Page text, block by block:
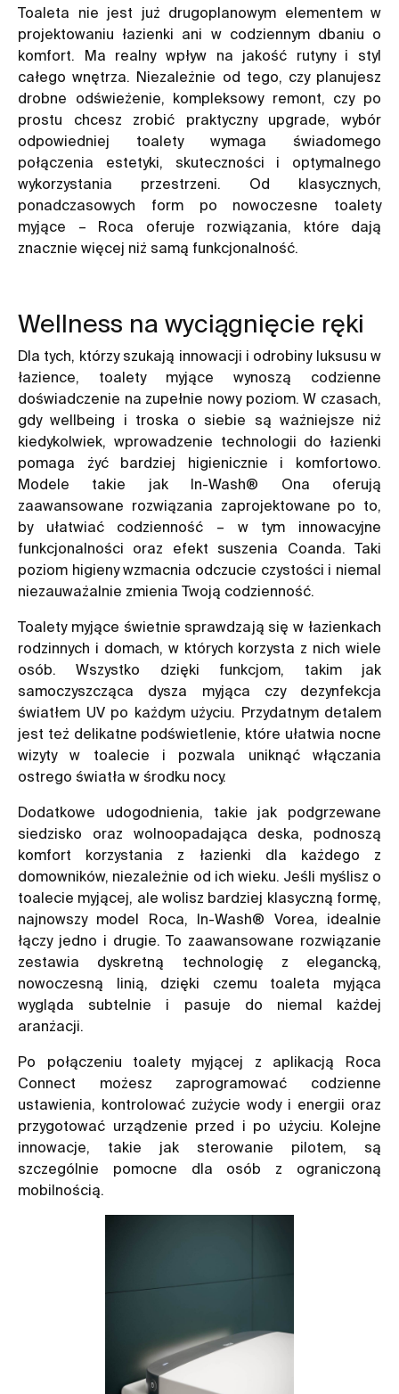
Toaleta nie jest już drugoplanowym elementem w
projektowaniu łazienki ani w codziennym dbaniu o
komfort. Ma realny wpływ na jakość rutyny i styl
całego wnętrza. Niezależnie od tego, czy planujesz
drobne odświeżenie, kompleksowy remont, czy po
prostu chcesz zrobić praktyczny upgrade, wybór
odpowiedniej toalety wymaga świadomego
połączenia estetyki, skuteczności i optymalnego
wykorzystania przestrzeni. Od klasycznych,
ponadczasowych form po nowoczesne toalety
myjące – Roca oferuje rozwiązania, które dają
znacznie więcej niż samą funkcjonalność.
Wellness na wyciągnięcie ręki
Dla tych, którzy szukają innowacji i odrobiny luksusu w
łazience, toalety myjące wynoszą codzienne
doświadczenie na zupełnie nowy poziom. W czasach,
gdy wellbeing i troska o siebie są ważniejsze niż
kiedykolwiek, wprowadzenie technologii do łazienki
pomaga żyć bardziej higienicznie i komfortowo.
Modele takie jak In-Wash® Ona oferują
zaawansowane rozwiązania zaprojektowane po to,
by ułatwiać codzienność – w tym innowacyjne
funkcjonalności oraz efekt suszenia Coanda. Taki
poziom higieny wzmacnia odczucie czystości i niemal
niezauważalnie zmienia Twoją codzienność.
Toalety myjące świetnie sprawdzają się w łazienkach
rodzinnych i domach, w których korzysta z nich wiele
osób. Wszystko dzięki funkcjom, takim jak
samoczyszcząca dysza myjąca czy dezynfekcja
światłem UV po każdym użyciu. Przydatnym detalem
jest też delikatne podświetlenie, które ułatwia nocne
wizyty w toalecie i pozwala uniknąć włączania
ostrego światła w środku nocy.
Dodatkowe udogodnienia, takie jak podgrzewane
siedzisko oraz wolnoopadająca deska, podnoszą
komfort korzystania z łazienki dla każdego z
domowników, niezależnie od ich wieku. Jeśli myślisz o
toalecie myjącej, ale wolisz bardziej klasyczną formę,
najnowszy model Roca, In-Wash® Vorea, idealnie
łączy jedno i drugie. To zaawansowane rozwiązanie
zestawia dyskretną technologię z elegancką,
nowoczesną linią, dzięki czemu toaleta myjąca
wygląda subtelnie i pasuje do niemal każdej
aranżacji.
Po połączeniu toalety myjącej z aplikacją Roca
Connect możesz zaprogramować codzienne
ustawienia, kontrolować zużycie wody i energii oraz
przygotować urządzenie przed i po użyciu. Kolejne
innowacje, takie jak sterowanie pilotem, są
szczególnie pomocne dla osób z ograniczoną
mobilnością.